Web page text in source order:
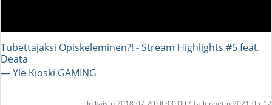
Tubettajaksi Opiskeleminen?! - Stream Highlights #5 feat.
Deata
― Yle Kioski GAMING